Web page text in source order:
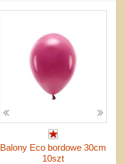
Balony Eco bordowe 30cm
10szt